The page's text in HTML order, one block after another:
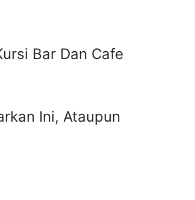
Bar Dan Cafe
Ini, Ataupun